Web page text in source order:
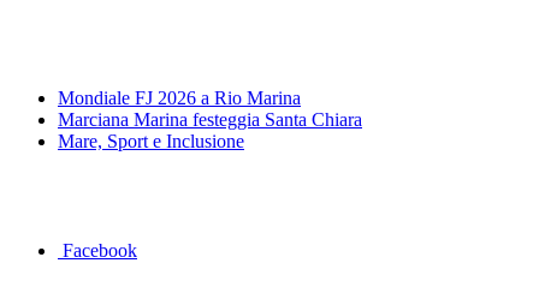
Mondiale FJ 2026 a Rio Marina
Marciana Marina festeggia Santa Chiara
Mare, Sport e Inclusione
Facebook